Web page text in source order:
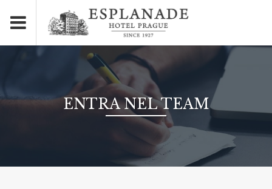
ENTRA NEL TEAM